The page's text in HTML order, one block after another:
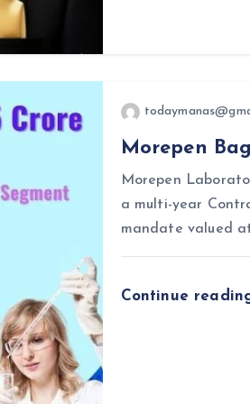
Morepen
Morepen
a multi-year
mandate valued
Continue